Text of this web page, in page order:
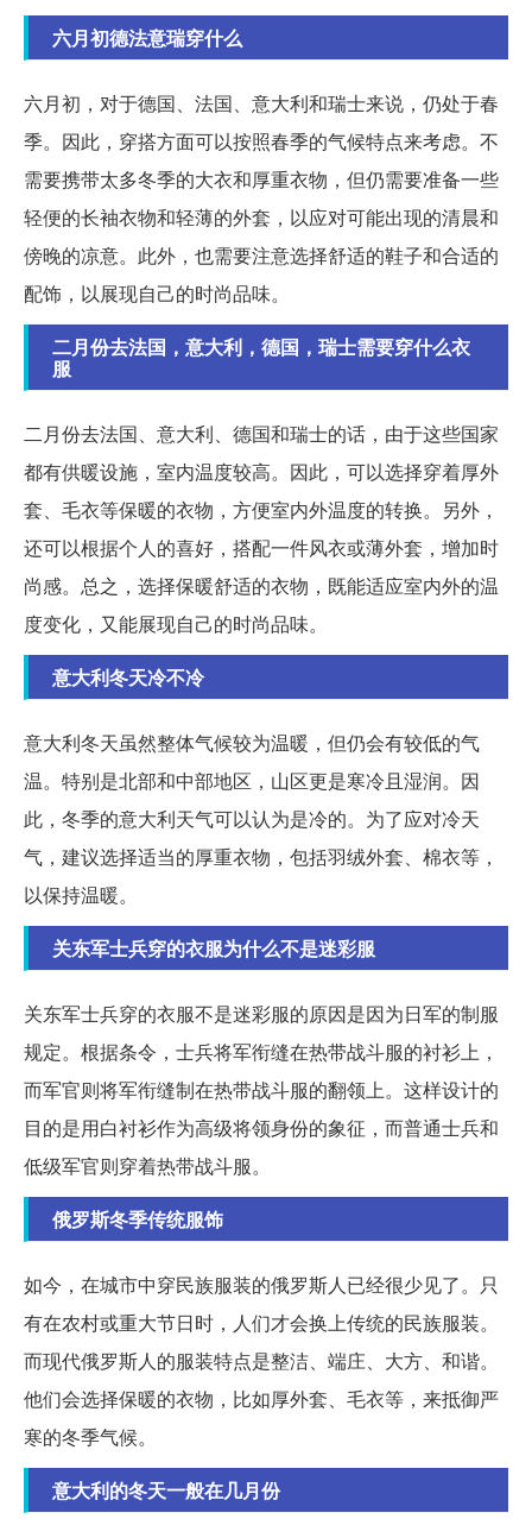
六月初德法意瑞穿什么
六月初，对于德国、法国、意大利和瑞士来说，仍处于春
季。因此，穿搭方面可以按照春季的气候特点来考虑。不
需要携带太多冬季的大衣和厚重衣物，但仍需要准备一些
轻便的长袖衣物和轻薄的外套，以应对可能出现的清晨和
傍晚的凉意。此外，也需要注意选择舒适的鞋子和合适的
配饰，以展现自己的时尚品味。
二月份去法国，意大利，德国，瑞士需要穿什么衣
服
二月份去法国、意大利、德国和瑞士的话，由于这些国家
都有供暖设施，室内温度较高。因此，可以选择穿着厚外
套、毛衣等保暖的衣物，方便室内外温度的转换。另外，
还可以根据个人的喜好，搭配一件风衣或薄外套，增加时
尚感。总之，选择保暖舒适的衣物，既能适应室内外的温
度变化，又能展现自己的时尚品味。
意大利冬天冷不冷
意大利冬天虽然整体气候较为温暖，但仍会有较低的气
温。特别是北部和中部地区，山区更是寒冷且湿润。因
此，冬季的意大利天气可以认为是冷的。为了应对冷天
气，建议选择适当的厚重衣物，包括羽绒外套、棉衣等，
以保持温暖。
关东军士兵穿的衣服为什么不是迷彩服
关东军士兵穿的衣服不是迷彩服的原因是因为日军的制服
规定。根据条令，士兵将军衔缝在热带战斗服的衬衫上，
而军官则将军衔缝制在热带战斗服的翻领上。这样设计的
目的是用白衬衫作为高级将领身份的象征，而普通士兵和
低级军官则穿着热带战斗服。
俄罗斯冬季传统服饰
如今，在城市中穿民族服装的俄罗斯人已经很少见了。只
有在农村或重大节日时，人们才会换上传统的民族服装。
而现代俄罗斯人的服装特点是整洁、端庄、大方、和谐。
他们会选择保暖的衣物，比如厚外套、毛衣等，来抵御严
寒的冬季气候。
意大利的冬天一般在几月份